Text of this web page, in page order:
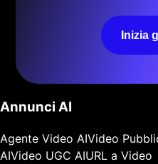
Inizia
Annunci AI
Agente Video AIVideo
AIVideo UGC AIURL a Video